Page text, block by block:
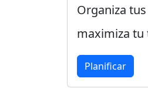
Organiza
maximiza tu
Planificar